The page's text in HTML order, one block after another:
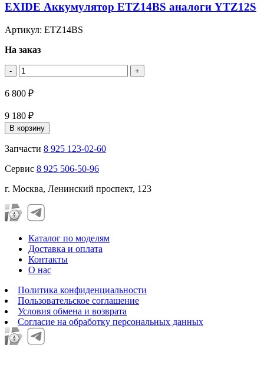
EXIDE Аккумулятор ETZ14BS аналоги YTZ12S
Артикул: ETZ14BS
На заказ
- +
6 800 ₽
9 180 ₽
В корзину
Запчасти 8 925 123-02-60
Сервис 8 925 506-50-96
г. Москва, Ленинский проспект, 123
Каталог по моделям
Доставка и оплата
Контакты
О нас
Политика конфиденциальности
Пользовательское соглашение
Условия обмена и возврата
Согласие на обработку персональных данных